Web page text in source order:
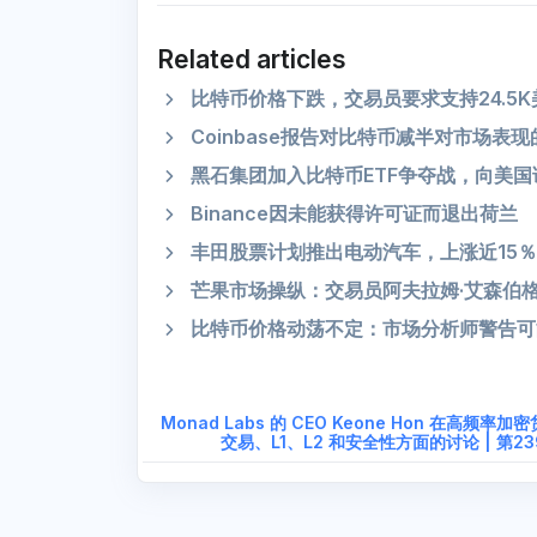
Related articles
比特币价格下跌，交易员要求支持
Coinbase报告对比特币减半对市场表现
黑石集团加入比特币ETF争夺战，向美
Binance因未能获得许可证而退出荷兰
丰田股票计划推出电动汽车，上涨近15
芒果市场操纵：交易员阿夫拉姆·艾森伯
比特币价格动荡不定：市场分析师警告
Monad Labs 的 CEO Keone Hon 在高频率加密
交易、L1、L2 和安全性方面的讨论 | 第